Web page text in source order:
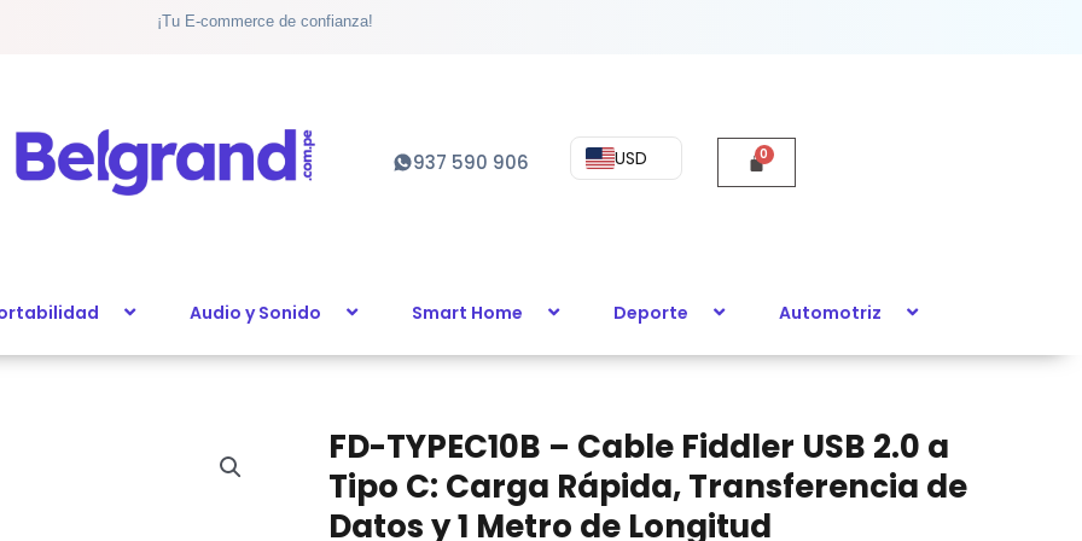
¡Tu E-commerce de confianza!
937 590 906 USD
Audio y Sonido Smart Home Deporte Automotriz
FD-TYPEC10B – Cable Fiddler USB 2.0 a
Tipo C: Carga Rápida, Transferencia de
Datos y 1 Metro de Longitud
FD-
TYPEC10B
-
Cable
C:
Datos
de
Longitud
cantidad